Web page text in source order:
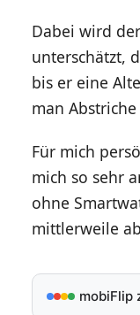
Dabei wird
unterschätzt,
bis er eine
man
Für mich
mich so sehr
ohne
mittlerweile
mobiFlip